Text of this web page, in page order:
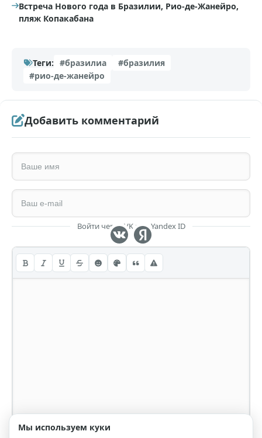
Встреча Нового года в Бразилии, Рио-де-Жанейро,
пляж Копакабана
Теги: #бразилиа
#бразилия
#рио-де-жанейро
Добавить комментарий
Войти через VK или Yandex ID
Мы используем куки